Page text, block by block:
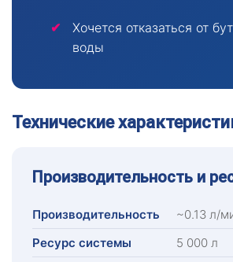
Хочется отказаться от
воды
Технические
Производительность и
Производительность
~0.13 л/
Ресурс системы
5 000 л